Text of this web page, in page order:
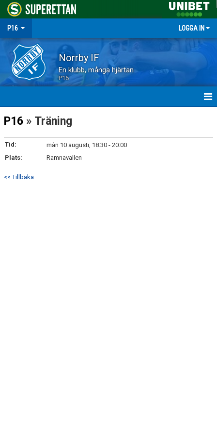
P16 LOGGA IN
Norrby IF
En klubb, många hjärtan
P16
HEM
NYHETER
MATCHER
TRUPPEN
P16 » Träning
Tid:
mån 10 augusti, 18:30 - 20:00
Plats:
Ramnavallen
<< Tillbaka